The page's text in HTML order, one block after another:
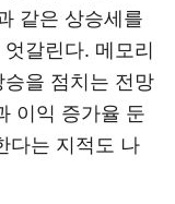
같은 상승세를
갈린다. 메모리
을 점치는 전망
이익 증가율 둔
다는 지적도 나